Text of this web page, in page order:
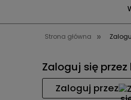
Strona główna »
Zaloguj się
Zaloguj przez